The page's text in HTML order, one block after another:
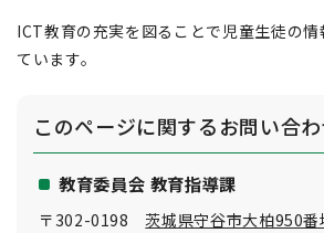
ICT教育の充実を図ることで児童生徒の
ています。
このページに関するお問い合
教育委員会 教育指導課
〒302-0198茨城県守谷市大柏950番